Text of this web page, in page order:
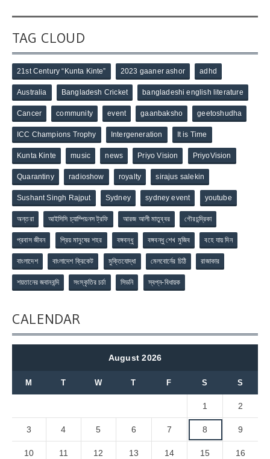
TAG CLOUD
21st Century “Kunta Kinte” 2023 gaaner ashor adhd
Australia Bangladesh Cricket bangladeshi english literature
Cancer community event gaanbaksho geetoshudha
ICC Champions Trophy Intergeneration It is Time
Kunta Kinte music news Priyo Vision PriyoVision
Quarantiny radioshow royalty sirajus salekin
Sushant Singh Rajput Sydney sydney event youtube
অন্তরা আইসিসি চ্যাম্পিয়নস ট্রফি আরজ আলী মাতুব্বর গৌরচন্দ্রিকা
প্রবাস জীবন প্রিয় মানুষের শহর বঙ্গবন্ধু বঙ্গবন্ধু শেখ মুজিব বহে যায় দিন
বাংলাদেশ বাংলাদেশ ক্রিকেট মুক্তিযোদ্ধা মেলবোর্নের চিঠি রাজাকার
শয়তানের জবানবন্দি সংস্কৃতির চর্চা সিডনি স্বপ্ন-বিধায়ক
CALENDAR
August 2026
M T W T F S S
1 2
3 4 5 6 7 8 9
10 11 12 13 14 15 16